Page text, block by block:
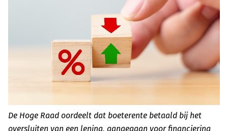
De Hoge Raad oordeelt dat boeterente betaald bij het
oversluiten van een lening, aangegaan voor financiering